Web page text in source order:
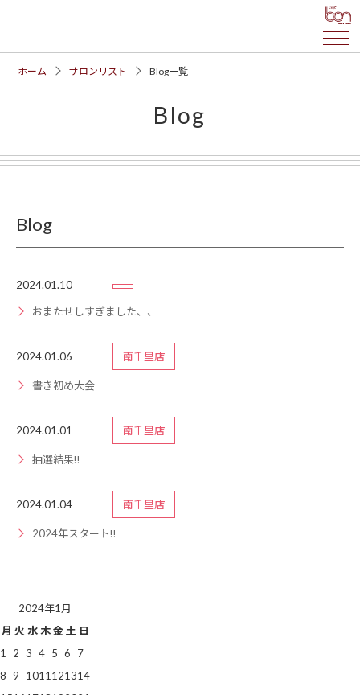
ホーム サロンリスト Blog一覧
Blog
Blog
2024.01.10
おまたせしすぎました、、
2024.01.06 南千里店
書き初め大会
2024.01.01 南千里店
抽選結果‼️
2024.01.04 南千里店
2024年スタート‼️
2024年1月
月 火 水 木 金 土 日
1
2 3 4 5 6
7
8 9 1011 121314